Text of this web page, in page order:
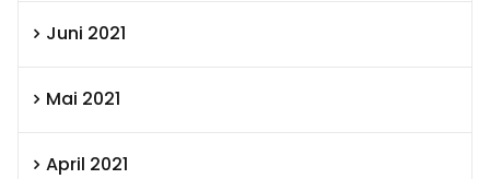
Juni 2021
Mai 2021
April 2021